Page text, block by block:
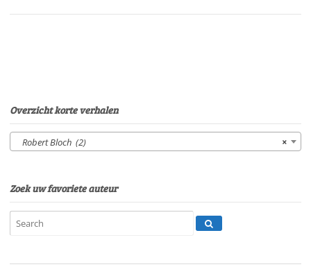
BlochStem:
Overzicht korte verhalen
×
Robert Bloch (2)
Zoek uw favoriete auteur